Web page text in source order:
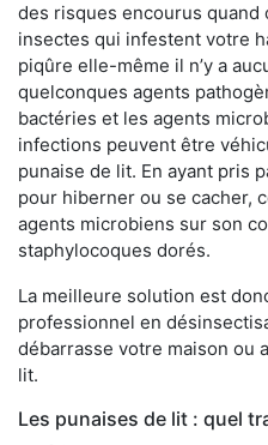
des risques encourus quand
insectes qui infestent votre
piqûre elle-même il n’y a
quelconques agents
bactéries et les agents
infections peuvent être
punaise de lit. En ayant pris
pour hiberner ou se cacher,
agents microbiens sur son
staphylocoques dorés.
La meilleure solution est
professionnel en
débarrasse votre maison ou
lit.
Les punaises de lit : quel